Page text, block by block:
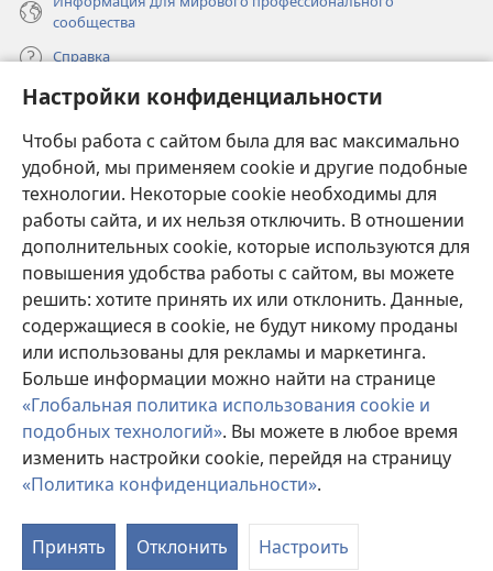
Настройки конфиденциальности
Чтобы работа с сайтом была для вас максимально
удобной, мы применяем cookie и другие подобные
технологии. Некоторые cookie необходимы для
работы сайта, и их нельзя отключить. В отношении
дополнительных cookie, которые используются для
повышения удобства работы с сайтом, вы можете
решить: хотите принять их или отклонить. Данные,
содержащиеся в cookie, не будут никому проданы
или использованы для рекламы и маркетинга.
Больше информации можно найти на странице
«Глобальная политика использования cookie и
подобных технологий». Вы можете в любое время
изменить настройки cookie, перейдя на страницу
«Политика конфиденциальности».
Принять Отклонить Настроить
сообщества
Справка
Пожертвования
в
новом
окне)
ОНЛАЙН-БИБЛИОТЕКА Сторожевой башни
(открывается
новом
окне)
JW Hub®
(открывается
в
новом
окне)
JW Library ®
Watchtower Library
Copyright© 2026 Watch Tower Bible and Tract Society of Pennsylvania.
УСЛОВИЯ ИСПОЛЬЗОВАНИЯ|ПОЛИТИКА
КОНФИДЕНЦИАЛЬНОСТИ|НАСТРОЙКИ
КОНФИДЕНЦИАЛЬНОСТИ